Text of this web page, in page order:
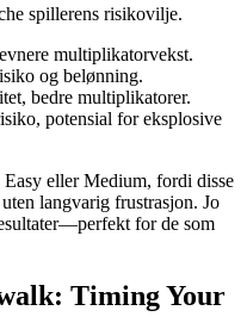
spillerens risikovilje.
multiplikatorvekst.
og belønning.
bedre multiplikatorer.
potensial for eksplosive
Easy eller Medium, fordi disse
langvarig frustrasjon. Jo
for de som
Timing Your